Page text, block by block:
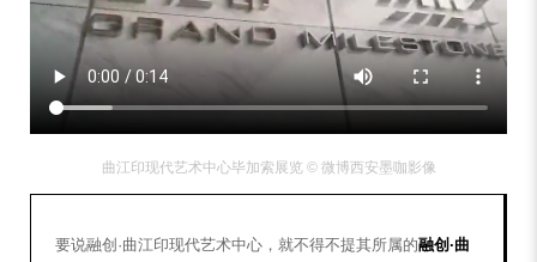
曲江印现代艺术中心毕加索展览 © 微博西安墨咖影像
要说融创·曲江印现代艺术中心，就不得不提其所属的融创·曲